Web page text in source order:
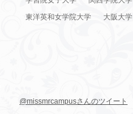
東洋英和女学院大学
大阪大学
@missmrcampusさんのツイート